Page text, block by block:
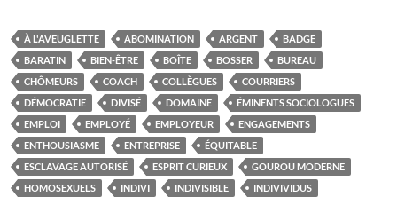
À L'AVEUGLETTE ABOMINATION ARGENT
BADGE
BARATIN
BIEN-ÊTRE BOÎTE BOSSER
BUREAU
CHÔMEURS
COACH COLLÈGUES
COURRIERS
DÉMOCRATIE
DIVISÉ DOMAINE
ÉMINENTS SOCIOLOGUES
EMPLOI
EMPLOYÉ EMPLOYEUR
ENGAGEMENTS
ENTHOUSIASME
ENTREPRISE
ÉQUITABLE
ESCLAVAGE AUTORISÉ
ESPRIT CURIEUX
GOUROU MODERNE
HOMOSEXUELS
INDIVI INDIVISIBLE INDIVIVIDUS